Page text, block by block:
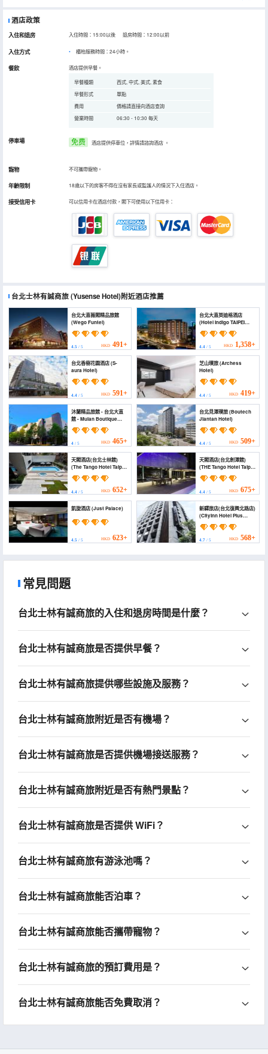
酒店政策
入住和退房 入住時間：15:00以後 退房時間：12:00以前
入住方式 櫃枱服務時間：24小時。
餐飲 酒店提供早餐。
早餐種類
西式, 中式, 美式, 素食
早餐形式
單點
費用
價格請直接向酒店查詢
營業時間
06:30 - 10:30 每天
停車場 免费 酒店提供停車位，詳情請諮詢酒店 。
寵物 不可攜帶寵物。
年齡限制 18歲以下的房客不得在沒有家長或監護人的情況下入住酒店。
接受信用卡 可以信用卡在酒店付款，閣下可使用以下信用卡：
台北士林有誠商旅(Yusense Hotel)附近酒店推薦
台北大直薇閣精品旅館
(Wego Funtel)
4.5 / 5 HKD 491+
台北大直英迪格酒店
(Hotel Indigo TAIPEI
NORTH by IHG)
4.4/ 5 HKD 1,358+
台北香樹花園酒店 (S-
aura Hotel)
4.4 / 5 HKD 591+
芝山璞旅 (Archess
Hotel)
4.4/ 5 HKD 419+
沐蘭精品旅館 - 台北大直
館 - Mulan Boutique
Hotel (Mulan Boutique
Hotel - Taipei Dazhi
Branch)
4 / 5 HKD 465+
台北見潭璞旅 (Boutech
Jiantan Hotel)
4.4/ 5 HKD 509+
天閣酒店(台北士林館)
(The Tango Hotel Taipei
Shilin)
4.4 / 5 HKD 652+
天閣酒店(台北劍潭館)
(THE Tango Hotel Taipei
Jiantan)
4.4/ 5 HKD 675+
凱旋酒店 (Just Palace)
4.5 / 5 HKD 623+
新驛旅店(台北復興北路店)
(CityInn Hotel Plus
Fuxing N. Rd. Branch)
4.7/ 5 HKD 568+
常見問題
台北士林有誠商旅的入住和退房時間是什麼？
台北士林有誠商旅是否提供早餐？
台北士林有誠商旅提供哪些設施及服務？
台北士林有誠商旅附近是否有機場？
台北士林有誠商旅是否提供機場接送服務？
台北士林有誠商旅附近是否有熱門景點？
台北士林有誠商旅是否提供 WiFi？
台北士林有誠商旅有游泳池嗎？
台北士林有誠商旅能否泊車？
台北士林有誠商旅能否攜帶寵物？
台北士林有誠商旅的預訂費用是？
台北士林有誠商旅能否免費取消？